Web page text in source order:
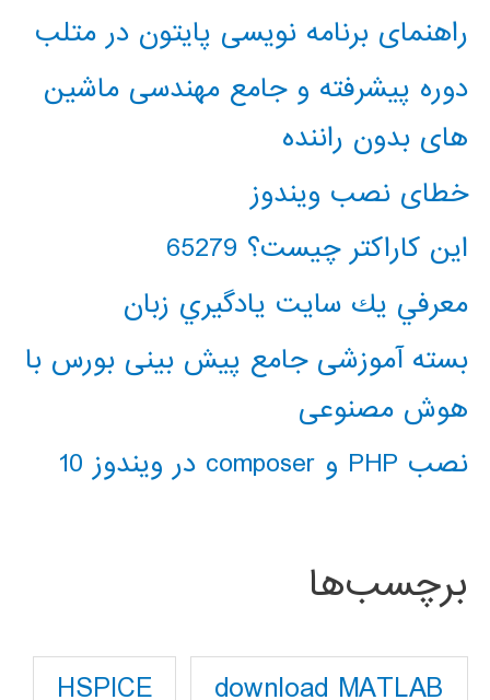
راهنمای برنامه نویسی پایتون در متلب
دوره پیشرفته و جامع مهندسی ماشین
های بدون راننده
خطای نصب ویندوز
این کاراکتر چیست؟ 65279
معرفي يك سايت يادگيري زبان
بسته آموزشی جامع پیش بینی بورس با
هوش مصنوعی
نصب PHP و composer در ویندوز 10
برچسب‌ها
download MATLAB
HSPICE